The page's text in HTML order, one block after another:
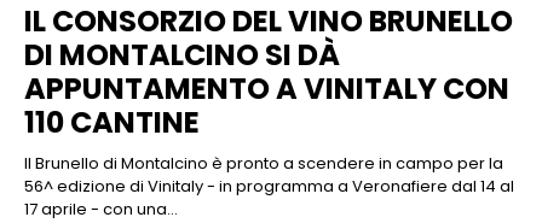
IL CONSORZIO DEL VINO BRUNELLO
DI MONTALCINO SI DÀ
APPUNTAMENTO A VINITALY CON
110 CANTINE
Il Brunello di Montalcino è pronto a scendere in campo per la
56^ edizione di Vinitaly - in programma a Veronafiere dal 14 al
17 aprile - con una...